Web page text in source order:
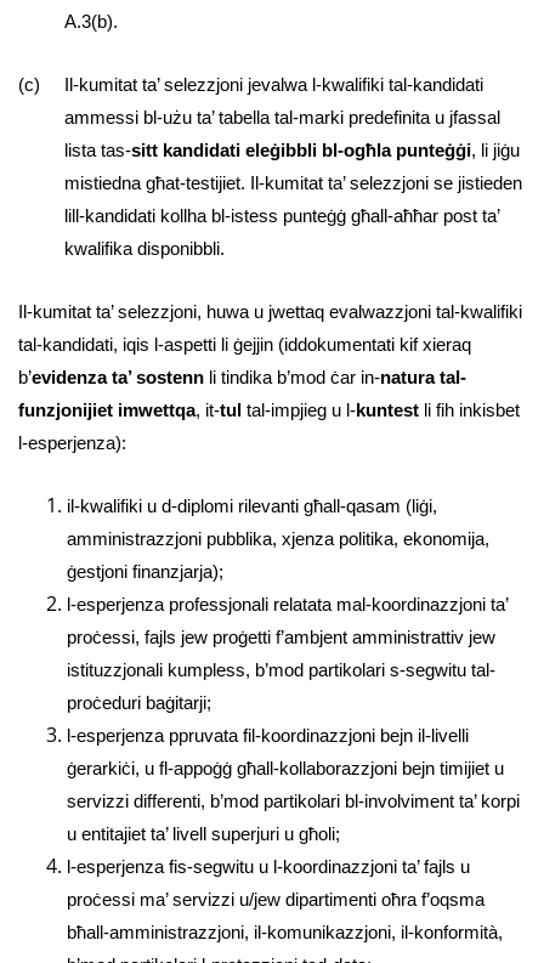
A.3(b).
(c) Il-kumitat ta’ selezzjoni jevalwa l-kwalifiki tal-kandidati
ammessi bl-użu ta’ tabella tal-marki predefinita u jfassal
lista tas-sitt kandidati eleġibbli bl-ogħla punteġġi, li jiġu
mistiedna għat-testijiet. Il-kumitat ta’ selezzjoni se jistieden
lill-kandidati kollha bl-istess punteġġ għall-aħħar post ta’
kwalifika disponibbli.
Il-kumitat ta’ selezzjoni, huwa u jwettaq evalwazzjoni tal-kwalifiki
tal-kandidati, iqis l-aspetti li ġejjin (iddokumentati kif xieraq
b’evidenza ta’ sostenn li tindika b’mod ċar in-natura tal-
funzjonijiet imwettqa, it-tul tal-impjieg u l-kuntest li fih inkisbet
l-esperjenza):
il-kwalifiki u d-diplomi rilevanti għall-qasam (liġi,
amministrazzjoni pubblika, xjenza politika, ekonomija,
ġestjoni finanzjarja);
l-esperjenza professjonali relatata mal-koordinazzjoni ta’
proċessi, fajls jew proġetti f’ambjent amministrattiv jew
istituzzjonali kumpless, b’mod partikolari s-segwitu tal-
proċeduri baġitarji;
l-esperjenza ppruvata fil-koordinazzjoni bejn il-livelli
ġerarkiċi, u fl-appoġġ għall-kollaborazzjoni bejn timijiet u
servizzi differenti, b’mod partikolari bl-involviment ta’ korpi
u entitajiet ta’ livell superjuri u għoli;
l-esperjenza fis-segwitu u l-koordinazzjoni ta’ fajls u
proċessi ma’ servizzi u/jew dipartimenti oħra f’oqsma
bħall-amministrazzjoni, il-komunikazzjoni, il-konformità,